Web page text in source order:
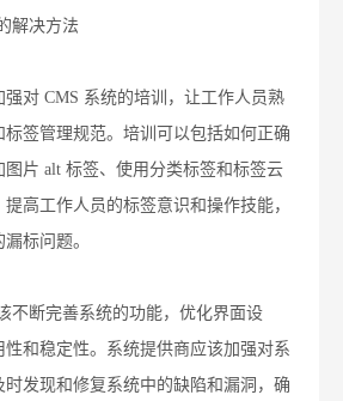
解决方法
强对 CMS 系统的培训，让工作人员熟
签管理规范。培训可以包括如何正确
片 alt 标签、使用分类标签和标签云
高工作人员的标签意识和操作技能，
标问题。
不断完善系统的功能，优化界面设
和稳定性。系统提供商应该加强对系
发现和修复系统中的缺陷和漏洞，确